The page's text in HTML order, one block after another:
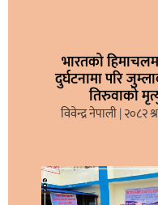
भारतको
दुर्घटनामा परि
तिरुवाको
विवेन्द्र नेपाली २०८२